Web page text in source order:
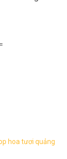
hoa tươi quảng